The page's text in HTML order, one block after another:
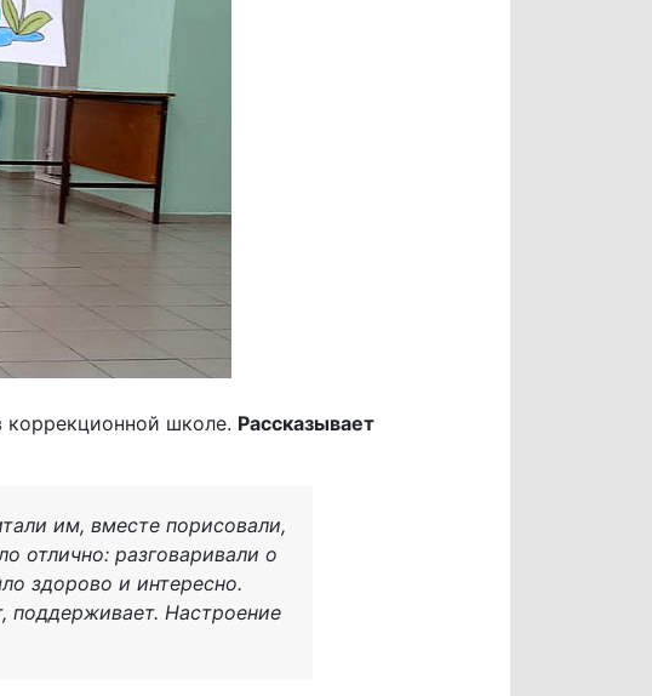
школе. Рассказывает
им, вместе порисовали,
отлично: разговаривали о
здорово и интересно.
поддерживает. Настроение